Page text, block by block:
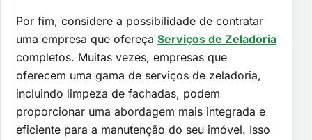
Por fim, considere a possibilidade de contratar
uma empresa que ofereça Serviços de Zeladoria
completos. Muitas vezes, empresas que
oferecem uma gama de serviços de zeladoria,
incluindo limpeza de fachadas, podem
proporcionar uma abordagem mais integrada e
eficiente para a manutenção do seu imóvel. Isso